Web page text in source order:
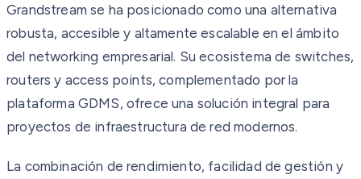
Grandstream se ha posicionado como una alternativa
robusta, accesible y altamente escalable en el ámbito
del networking empresarial. Su ecosistema de switches,
routers y access points, complementado por la
plataforma GDMS, ofrece una solución integral para
proyectos de infraestructura de red modernos.
La combinación de rendimiento, facilidad de gestión y